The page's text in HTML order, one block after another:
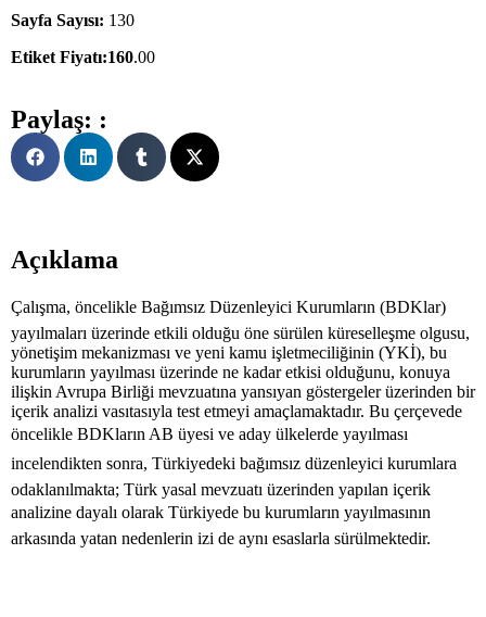
Sayfa Sayısı: 130
Etiket Fiyatı:160.00
Paylaş: :
Açıklama
Çalışma, öncelikle Bağımsız Düzenleyici Kurumların (BDKlar)
yayılmaları üzerinde etkili olduğu öne sürülen küreselleşme olgusu,
yönetişim mekanizması ve yeni kamu işletmeciliğinin (YKİ), bu
kurumların yayılması üzerinde ne kadar etkisi olduğunu, konuya
ilişkin Avrupa Birliği mevzuatına yansıyan göstergeler üzerinden bir
içerik analizi vasıtasıyla test etmeyi amaçlamaktadır. Bu çerçevede
öncelikle BDKların AB üyesi ve aday ülkelerde yayılması
incelendikten sonra, Türkiyedeki bağımsız düzenleyici kurumlara
odaklanılmakta; Türk yasal mevzuatı üzerinden yapılan içerik
analizine dayalı olarak Türkiyede bu kurumların yayılmasının
arkasında yatan nedenlerin izi de aynı esaslarla sürülmektedir.